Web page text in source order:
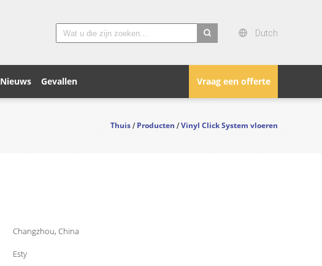
Dutch
Vraag een offerte
Nieuws Gevallen
Thuis /Producten/Vinyl Click System vloeren
Changzhou, China
Esty